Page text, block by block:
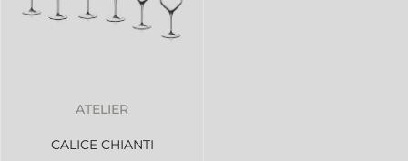
ATELIER
CALICE CHIANTI